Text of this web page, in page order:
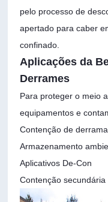
pelo processo de
apertado para caber
confinado.
Aplicações da
Derrames
Para proteger o meio
equipamentos e
Contenção de
Armazenamento
Aplicativos De-Con
Contenção secundária